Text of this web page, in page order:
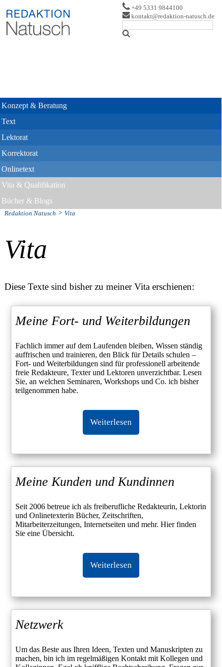
+49 5331 9844100
kontakt@redaktion-natusch.de
Konzept & Beratung
Text
Lektorat
Korrektorat
Onlinetext
Vita & Qualifikation
Bücher & Blogs
Redaktion Natusch > Vita
Vita
Diese Texte sind bisher zu meiner Vita erschienen:
Meine Fort- und Weiterbildungen
Fachlich immer auf dem Laufenden bleiben, Wissen ständig
auffrischen und trainieren, den Blick für Details schulen –
Fort- und Weiterbildungen sind für professionell arbeitende
freie Redakteure, Texter und Lektoren unverzichtbar. Lesen
Sie, an welchen Seminaren, Workshops und Co. ich bisher
teilgenommen habe.
Weiterlesen
Meine Kunden und Kundinnen
Seit 2006 betreue ich als freiberufliche Redakteurin, Lektorin
und Onlinetexterin Bücher, Zeitschriften,
Mitarbeiterzeitungen, Internetseiten und mehr. Hier finden
Sie eine Übersicht.
Weiterlesen
Netzwerk
Um das Beste aus Ihren Ideen, Texten und Manuskripten zu
machen, bin ich im regelmäßigen Kontakt mit Kollegen und